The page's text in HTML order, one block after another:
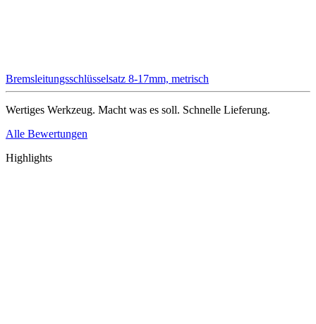
Bremsleitungsschlüsselsatz 8-17mm, metrisch
Wertiges Werkzeug. Macht was es soll. Schnelle Lieferung.
Alle Bewertungen
Highlights